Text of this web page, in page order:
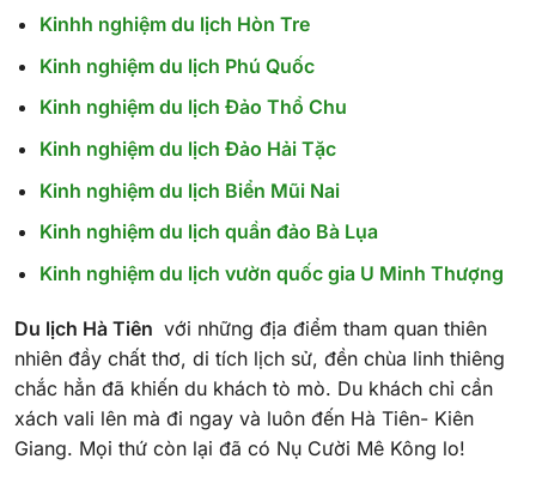
Kinhh nghiệm du lịch Hòn Tre
Kinh nghiệm du lịch Phú Quốc
Kinh nghiệm du lịch Đảo Thổ Chu
Kinh nghiệm du lịch Đảo Hải Tặc
Kinh nghiệm du lịch Biển Mũi Nai
Kinh nghiệm du lịch quần đảo Bà Lụa
Kinh nghiệm du lịch vườn quốc gia U Minh Thượng
Du lịch Hà Tiên với những địa điểm tham quan thiên
nhiên đầy chất thơ, di tích lịch sử, đền chùa linh thiêng
chắc hẳn đã khiến du khách tò mò. Du khách chỉ cần
xách vali lên mà đi ngay và luôn đến Hà Tiên- Kiên
Giang. Mọi thứ còn lại đã có Nụ Cười Mê Kông lo!